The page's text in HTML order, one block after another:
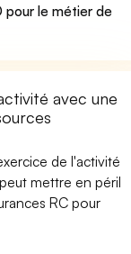
pour le métier de
avec une
de l'activité
mettre en péril
RC pour